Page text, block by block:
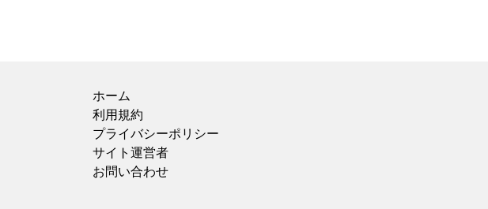
ホーム
利用規約
プライバシーポリシー
サイト運営者
お問い合わせ